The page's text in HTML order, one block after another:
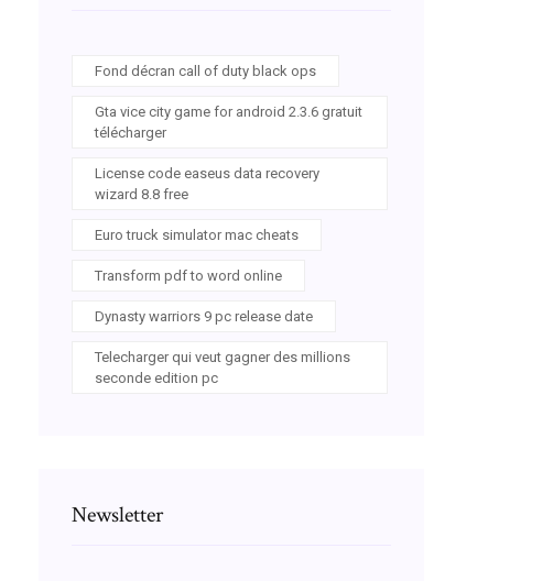
Fond décran call of duty black ops
Gta vice city game for android 2.3.6 gratuit
télécharger
License code easeus data recovery
wizard 8.8 free
Euro truck simulator mac cheats
Transform pdf to word online
Dynasty warriors 9 pc release date
Telecharger qui veut gagner des millions
seconde edition pc
Newsletter